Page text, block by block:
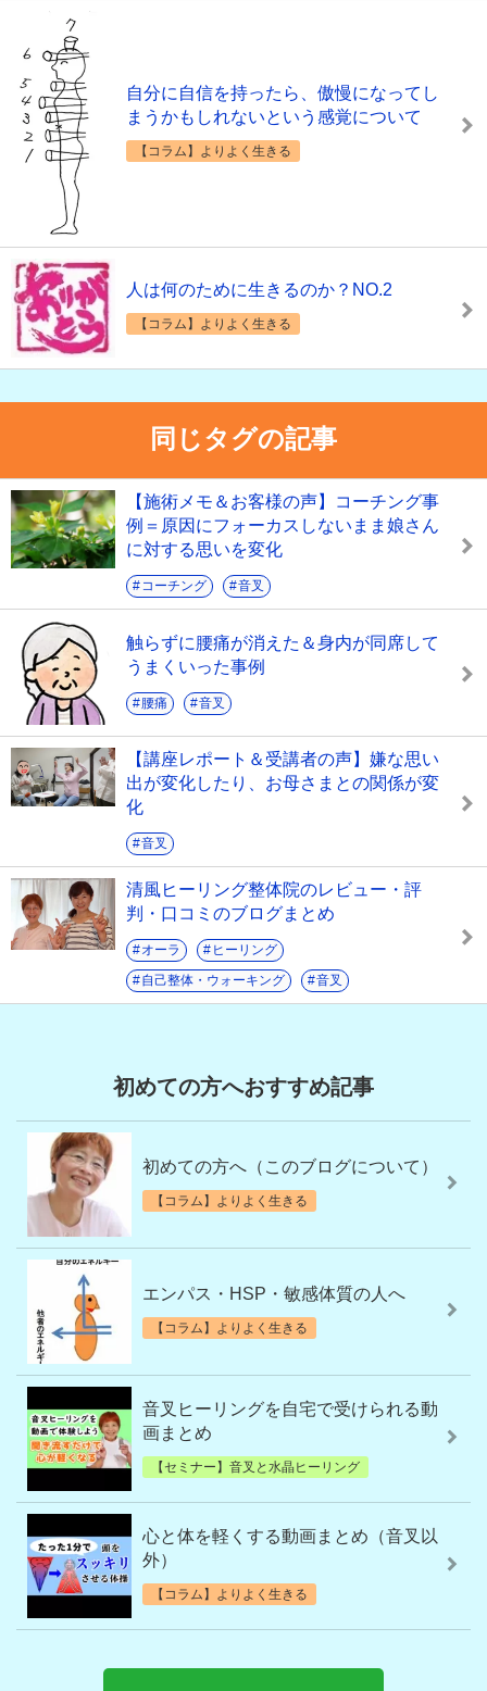
自分に自信を持ったら、傲慢になってし
まうかもしれないという感覚について
【コラム】よりよく生きる
人は何のために生きるのか？NO.2
【コラム】よりよく生きる
同じタグの記事
【施術メモ＆お客様の声】コーチング事
例＝原因にフォーカスしないまま娘さん
に対する思いを変化
コーチング 音叉
触らずに腰痛が消えた＆身内が同席して
うまくいった事例
腰痛 音叉
【講座レポート＆受講者の声】嫌な思い
出が変化したり、お母さまとの関係が変
化
音叉
清風ヒーリング整体院のレビュー・評
判・口コミのブログまとめ
オーラ
ヒーリング
自己整体・ウォーキング
音叉
初めての方へおすすめ記事
初めての方へ（このブログについて）
【コラム】よりよく生きる
エンパス・HSP・敏感体質の人へ
【コラム】よりよく生きる
音叉ヒーリングを自宅で受けられる動
画まとめ
【セミナー】音叉と水晶ヒーリング
心と体を軽くする動画まとめ（音叉以
外）
【コラム】よりよく生きる